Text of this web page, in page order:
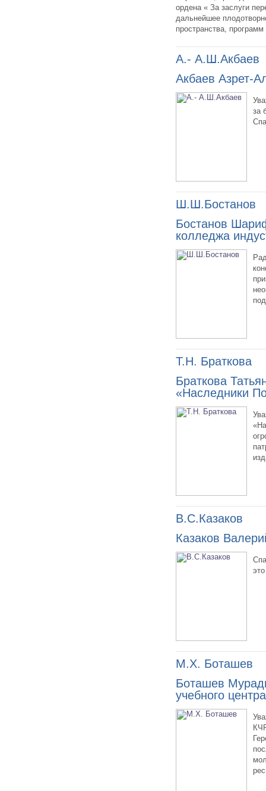
ордена « За заслуги
дальнейшее
пространства,
А.- А.Ш.Акбаев
Акбаев Азрет-
за
Ш.Ш.Бостанов
Бостанов
колледжа
Т.Н. Браткова
Браткова
«Наследники
В.С.Казаков
Казаков
М.Х. Боташев
Боташев
учебного